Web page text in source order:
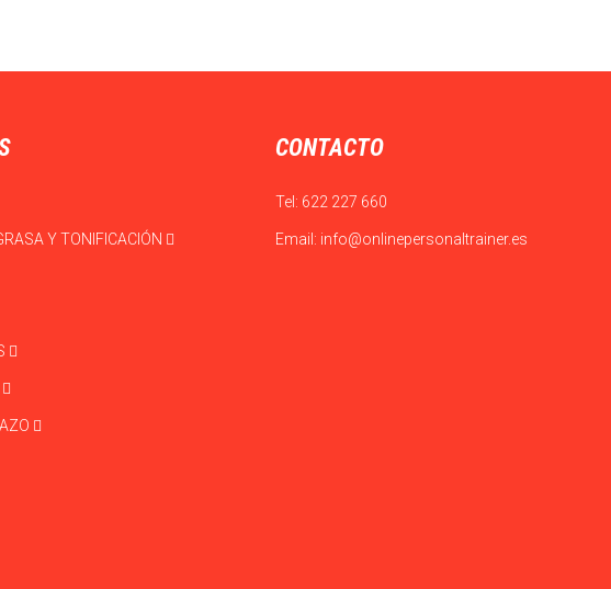
Y TONIFICACIÓN
CONTACTO
Tel: 622 227 660
Email: info@onlinepersonaltrainer.es